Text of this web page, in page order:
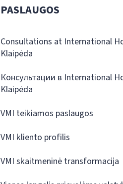
PASLAUGOS
Consultations at International
Klaipėda
Консультации в International
Klaipėda
VMI teikiamos paslaugos
VMI kliento profilis
VMI skaitmeninė transformacija